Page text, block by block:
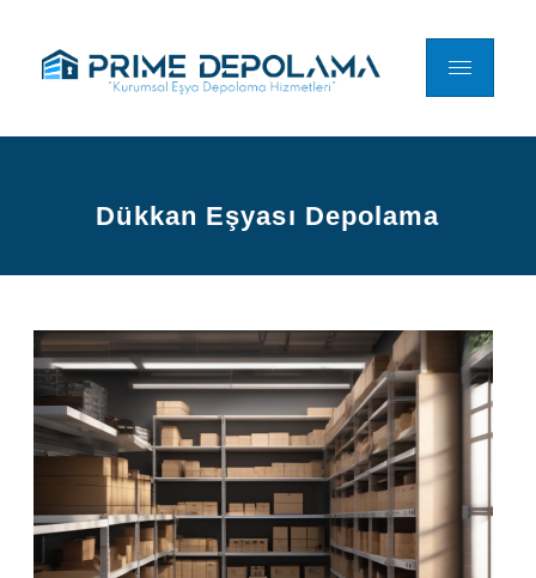
Dükkan Eşyası Depolama